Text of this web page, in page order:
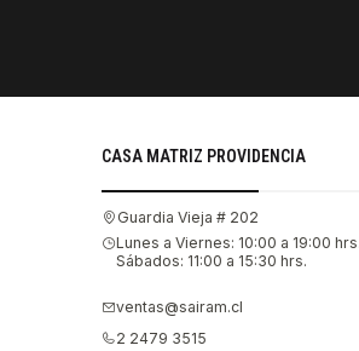
CASA MATRIZ PROVIDENCIA
Guardia Vieja # 202
Lunes a Viernes: 10:00 a 19:00
Sábados: 11:00 a 15:30 hrs.
ventas@sairam.cl
2 2479 3515